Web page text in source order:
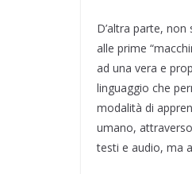
D’altra parte,
alle prime
ad una vera e
linguaggio che
modalità di
umano,
testi e audio, ma